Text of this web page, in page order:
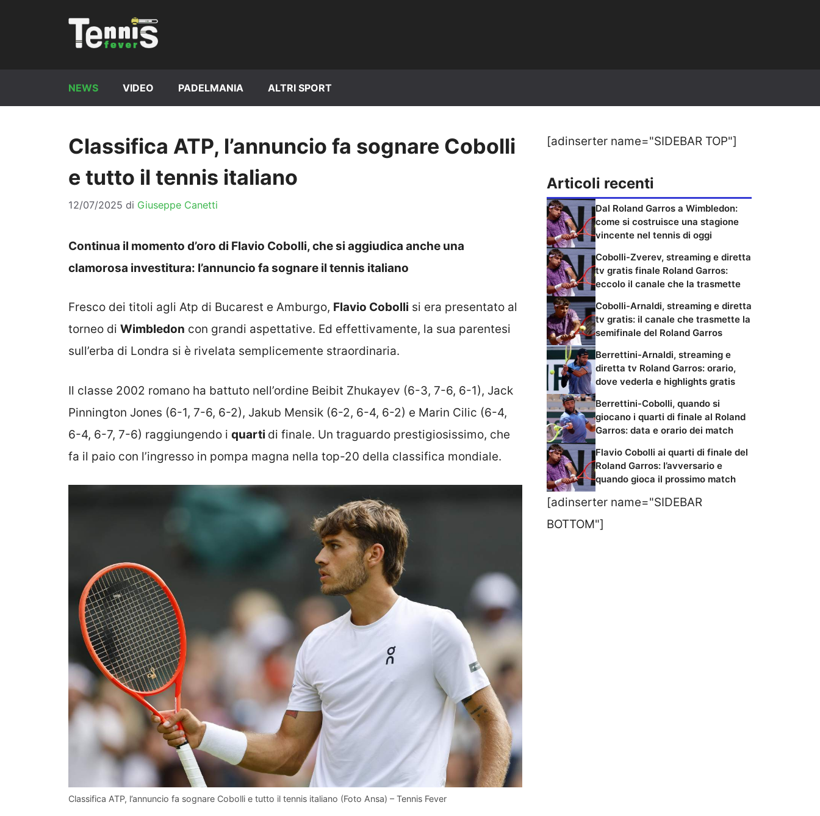
NEWS VIDEO PADELMANIA ALTRI SPORT
Classifica ATP, l’annuncio fa sognare Cobolli
e tutto il tennis italiano
12/07/2025 di Giuseppe Canetti
Continua il momento d’oro di Flavio Cobolli, che si aggiudica anche una
clamorosa investitura: l’annuncio fa sognare il tennis italiano
Fresco dei titoli agli Atp di Bucarest e Amburgo, Flavio Cobolli si era presentato al
torneo di Wimbledon con grandi aspettative. Ed effettivamente, la sua parentesi
sull’erba di Londra si è rivelata semplicemente straordinaria.
Il classe 2002 romano ha battuto nell’ordine Beibit Zhukayev (6-3, 7-6, 6-1), Jack
Pinnington Jones (6-1, 7-6, 6-2), Jakub Mensik (6-2, 6-4, 6-2) e Marin Cilic (6-4,
6-4, 6-7, 7-6) raggiungendo i quarti di finale. Un traguardo prestigiosissimo, che
fa il paio con l’ingresso in pompa magna nella top-20 della classifica mondiale.
Classifica ATP, l’annuncio fa sognare Cobolli e tutto il tennis italiano (Foto Ansa) – Tennis Fever
[adinserter name="SIDEBAR TOP"]
Articoli recenti
Dal Roland Garros a Wimbledon:
come si costruisce una stagione
vincente nel tennis di oggi
Cobolli-Zverev, streaming e diretta
tv gratis finale Roland Garros:
eccolo il canale che la trasmette
Cobolli-Arnaldi, streaming e diretta
tv gratis: il canale che trasmette la
semifinale del Roland Garros
Berrettini-Arnaldi, streaming e
diretta tv Roland Garros: orario,
dove vederla e highlights gratis
Berrettini-Cobolli, quando si
giocano i quarti di finale al Roland
Garros: data e orario dei match
Flavio Cobolli ai quarti di finale del
Roland Garros: l’avversario e
quando gioca il prossimo match
[adinserter name="SIDEBAR
BOTTOM"]